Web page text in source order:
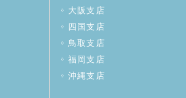
大阪支店
四国支店
鳥取支店
福岡支店
沖縄支店